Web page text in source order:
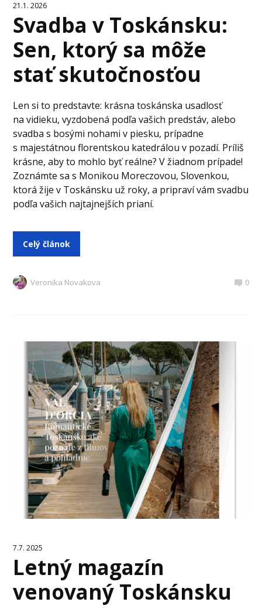
21.1. 2026
Svadba v Toskánsku:
Sen, ktorý sa môže
stať skutočnosťou
Len si to predstavte: krásna toskánska usadlosť
na vidieku, vyzdobená podľa vašich predstáv, alebo
svadba s bosými nohami v piesku, prípadne
s majestátnou florentskou katedrálou v pozadí. Príliš
krásne, aby to mohlo byť reálne? V žiadnom prípade!
Zoznámte sa s Monikou Moreczovou, Slovenkou,
ktorá žije v Toskánsku už roky, a pripraví vám svadbu
podľa vašich najtajnejších prianí.
Celý článok
Veronika Novakova 0
7.7. 2025
Letný magazín
venovaný Toskánsku